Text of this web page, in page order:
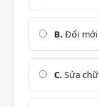
B. Đổi mới
C. Sửa